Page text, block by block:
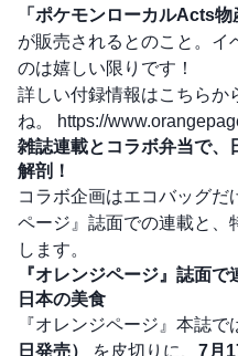
「ポケモンローカルActs物
が販売されるとのこと。イ
のは嬉しい限りです！
詳しい付録情報はこちらか
ね。
https://
雑誌連載とコラボ弁当で、
解剖！
コラボ企画はエコバッグだ
ページ』誌面での連載と、
します。
『オレンジページ』誌面
日本の美食
『オレンジページ』本誌で
日発売）
を皮切りに、 7月